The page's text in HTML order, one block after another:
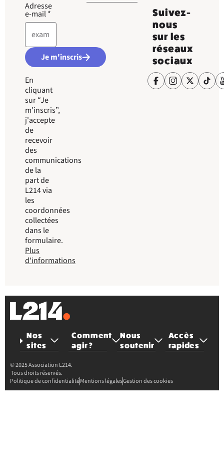
Adresse
e-mail*
Je m'inscris
En
cliquant
sur “Je
m'inscris”,
j'accepte
de
recevoir
des
communications
de la
part de
L214 via
les
coordonnées
collectées
dans le
formulaire.
Plus
d'informations
Suivez-
nous
sur les
réseaux
sociaux
Nos
sites
Comment
agir ?
Nous
soutenir
Accès
rapides
© 2025 Association L214.
Tous droits réservés.
Politique de confidentialitéMentions légalesGestion des cookies